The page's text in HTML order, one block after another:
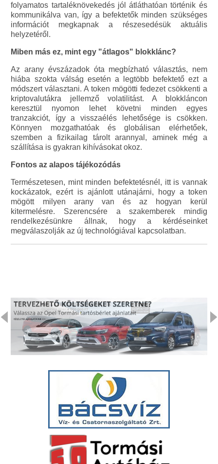
folyamatos tartaléknövekedés jól átláthatóan történik és
kommunikálva van, így a befektetők minden szükséges
információt megkapnak a részesedésük aktuális
helyzetéről.
Miben más ez, mint egy "átlagos" blokklánc?
Az arany évszázadok óta megbízható választás, nem
hiába szokta válság esetén a legtöbb befektető ezt a
módszert választani. A token mögötti fedezet csökkenti a
kriptovalutákra jellemző volatilitást. A blokkláncon
keresztül nyomon lehet követni minden egyes
tranzakciót, így a visszaélés lehetősége is csökken.
Könnyen mozgathatóak és globálisan elérhetőek,
szemben a fizikailag tárolt arannyal, aminek még a
szállítása is gyakran kihívásokat okoz.
Fontos az alapos tájékozódás
Természetesen, mint minden befektetésnél, itt is vannak
kockázatok, ezért is ajánlott utánajárni, hogy a token
mögött milyen arany van és az hogyan kerül
kitermelésre. Szerencsére a szakemberek mindig
rendelkezésünkre állnak, hogy a kérdéseinket
megválaszolják az új technológiával kapcsolatban.